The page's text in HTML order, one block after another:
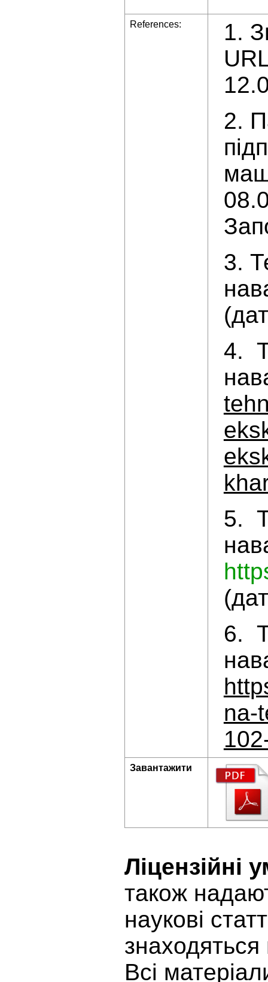
References:
1.
2.
3.
4.
5.
6.
na-
Завантажити
Ліцензійні
також
наукові
знаходяться
Всі